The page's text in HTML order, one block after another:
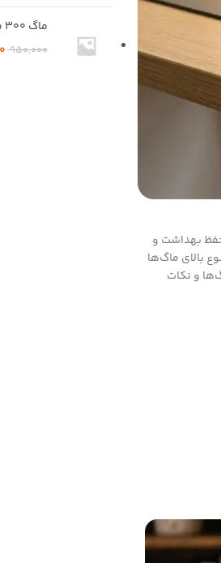
حفظ بهداشت و
بالای ماگ‌ها
و نکات
ماگ 300 میل تدی 169541
950,000